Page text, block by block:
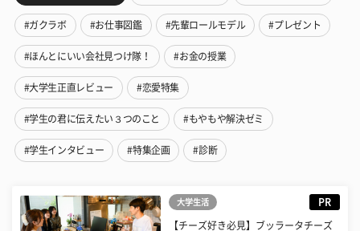
#ガクラボ #お仕事図鑑 #先輩ロールモデル #プレゼント
#ほんとにいい会社見つけ隊！ #お金の授業
#大学生正直レビュー #恋愛特集
#学生の君に伝えたい３つのこと #もやもや解決ゼミ
#学生インタビュー #特集企画 #診断
大学生活 PR
【チーズ好き必見】ブッラータチーズ